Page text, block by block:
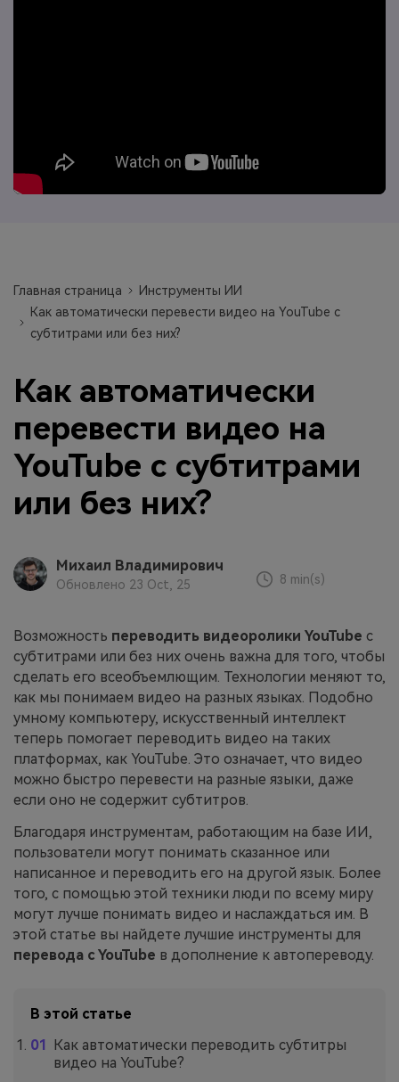
Главная страница
Инструменты ИИ
Как автоматически перевести видео на YouTube с
субтитрами или без них?
Как автоматически
перевести видео на
YouTube с субтитрами
или без них?
Михаил Владимирович
Обновлено 23 Oct, 25 8 min(s)
Возможность переводить видеоролики YouTube с
субтитрами или без них очень важна для того, чтобы
сделать его всеобъемлющим. Технологии меняют то,
как мы понимаем видео на разных языках. Подобно
умному компьютеру, искусственный интеллект
теперь помогает переводить видео на таких
платформах, как YouTube. Это означает, что видео
можно быстро перевести на разные языки, даже
если оно не содержит субтитров.
Благодаря инструментам, работающим на базе ИИ,
пользователи могут понимать сказанное или
написанное и переводить его на другой язык. Более
того, с помощью этой техники люди по всему миру
могут лучше понимать видео и наслаждаться им. В
этой статье вы найдете лучшие инструменты для
перевода с YouTube в дополнение к автопереводу.
В этой статье
Как автоматически переводить субтитры
видео на YouTube?